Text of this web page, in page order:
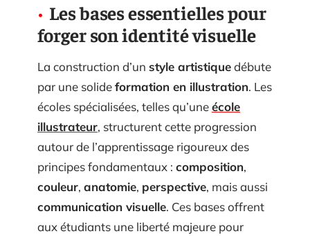
Les bases essentielles pour
forger son identité visuelle
La construction d’un style artistiquedébute
par une solideformation en illustration. Les
écoles spécialisées, telles qu’uneécole
illustrateur, structurent cette progression
autour de l’apprentissage rigoureux des
principes fondamentaux : composition,
couleur, anatomie, perspective, mais aussi
communication visuelle. Ces bases offrent
aux étudiants une liberté majeure pour